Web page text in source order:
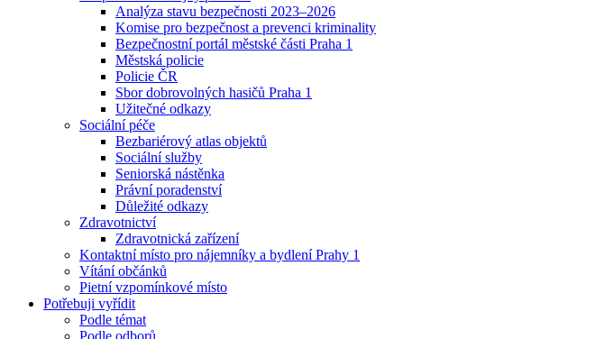
Analýza stavu bezpečnosti 2023–2026
Komise pro bezpečnost a prevenci kriminality
Bezpečnostní portál městské části Praha 1
Městská policie
Policie ČR
Sbor dobrovolných hasičů Praha 1
Užitečné odkazy
Sociální péče
Bezbariérový atlas objektů
Sociální služby
Seniorská nástěnka
Právní poradenství
Důležité odkazy
Zdravotnictví
Zdravotnická zařízení
Kontaktní místo pro nájemníky a bydlení Prahy 1
Vítání občánků
Pietní vzpomínkové místo
Potřebuji vyřídit
Podle témat